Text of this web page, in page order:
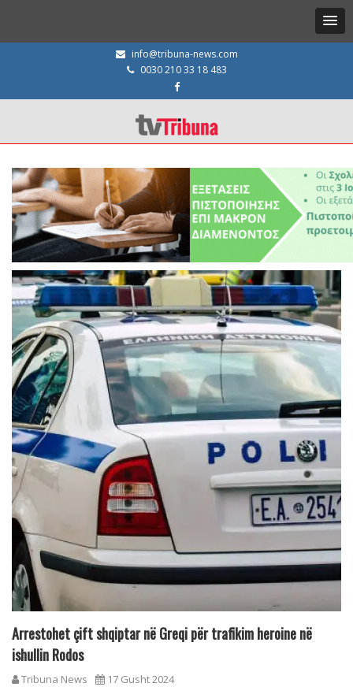
info@tribuna-news.com
0030 210 33 18 483
Arrestohet çift shqiptar në Greqi për trafikim heroine në
ishullin Rodos
Tribuna News 17 Gusht 2024